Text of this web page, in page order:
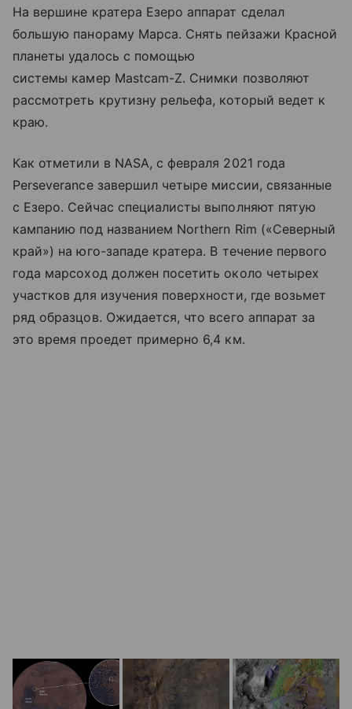
На вершине кратера Езеро аппарат сделал
большую панораму Марса. Снять пейзажи Красной
планеты удалось с помощью
системы камер Mastcam-Z. Снимки позволяют
рассмотреть крутизну рельефа, который ведет к
краю.
Как отметили в NASA, с февраля 2021 года
Perseverance завершил четыре миссии, связанные
с Езеро. Сейчас специалисты выполняют пятую
кампанию под названием Northern Rim («Северный
край») на юго-западе кратера. В течение первого
года марсоход должен посетить около четырех
участков для изучения поверхности, где возьмет
ряд образцов. Ожидается, что всего аппарат за
это время проедет примерно 6,4 км.